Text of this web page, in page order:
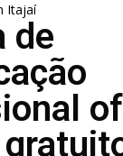
Itajaí
de